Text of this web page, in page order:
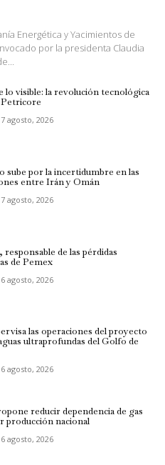
Energética y Yacimientos de
por la presidenta Claudia
lo visible: la revolución tecnológica
7 agosto, 2026
sube por la incertidumbre en las
entre Irán y Omán
7 agosto, 2026
responsable de las pérdidas
de Pemex
6 agosto, 2026
las operaciones del proyecto
ultraprofundas del Golfo de
6 agosto, 2026
reducir dependencia de gas
producción nacional
6 agosto, 2026